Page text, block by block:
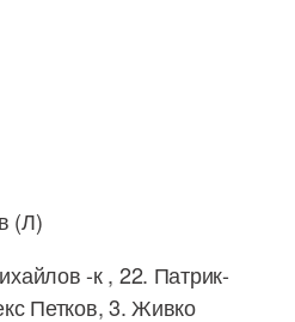
(Л)
-к , 22. Патрик-
Петков, 3. Живко